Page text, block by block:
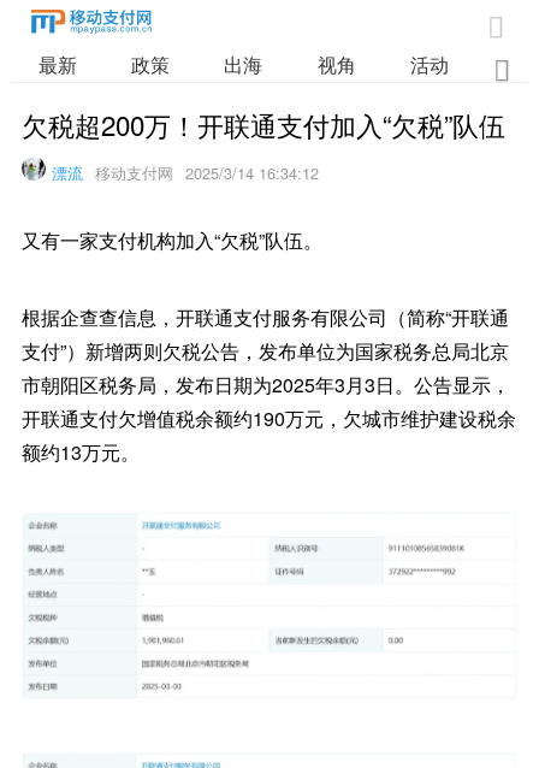

最新 政策 出海 视角 活动 业

欠税超200万！开联通支付加入“欠税”队伍
漂流 移动支付网 2025/3/14 16:34:12
又有一家支付机构加入“欠税”队伍。
根据企查查信息，开联通支付服务有限公司（简称“开联通
支付”）新增两则欠税公告，发布单位为国家税务总局北京
市朝阳区税务局，发布日期为2025年3月3日。公告显示，
开联通支付欠增值税余额约190万元，欠城市维护建设税余
额约13万元。